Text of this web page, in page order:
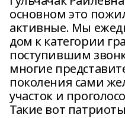
основном это
активные. Мы
дом к категории
поступившим
многие
поколения сами
участок и
Такие вот